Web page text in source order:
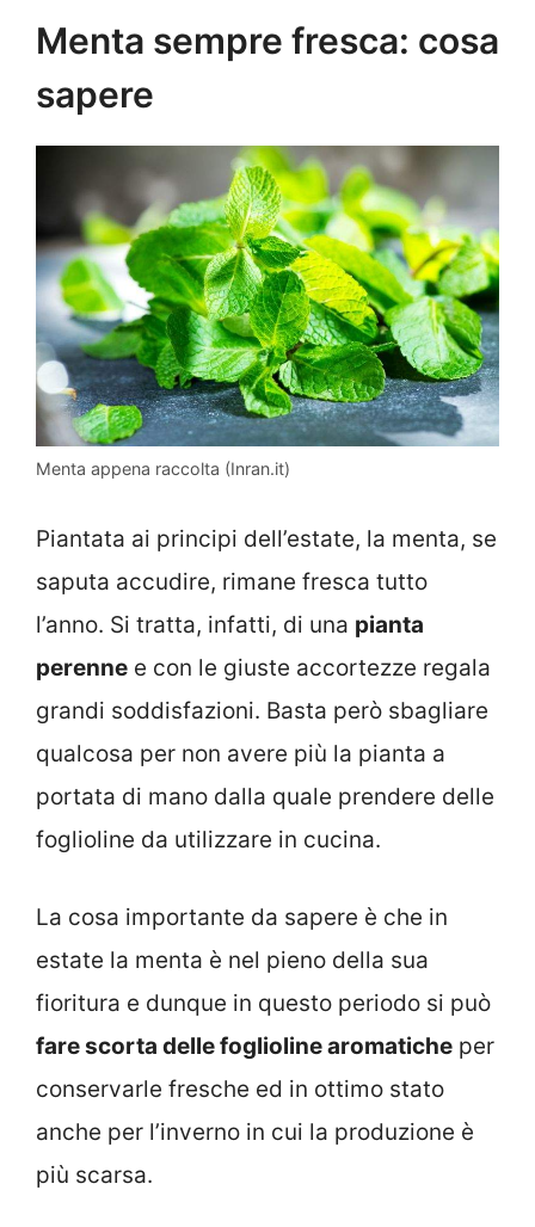
Menta sempre fresca: cosa
sapere
Menta appena raccolta (Inran.it)
Piantata ai principi dell’estate, la menta, se
saputa accudire, rimane fresca tutto
l’anno. Si tratta, infatti, di una pianta
perenne e con le giuste accortezze regala
grandi soddisfazioni. Basta però sbagliare
qualcosa per non avere più la pianta a
portata di mano dalla quale prendere delle
foglioline da utilizzare in cucina.
La cosa importante da sapere è che in
estate la menta è nel pieno della sua
fioritura e dunque in questo periodo si può
fare scorta delle foglioline aromatiche per
conservarle fresche ed in ottimo stato
anche per l’inverno in cui la produzione è
più scarsa.